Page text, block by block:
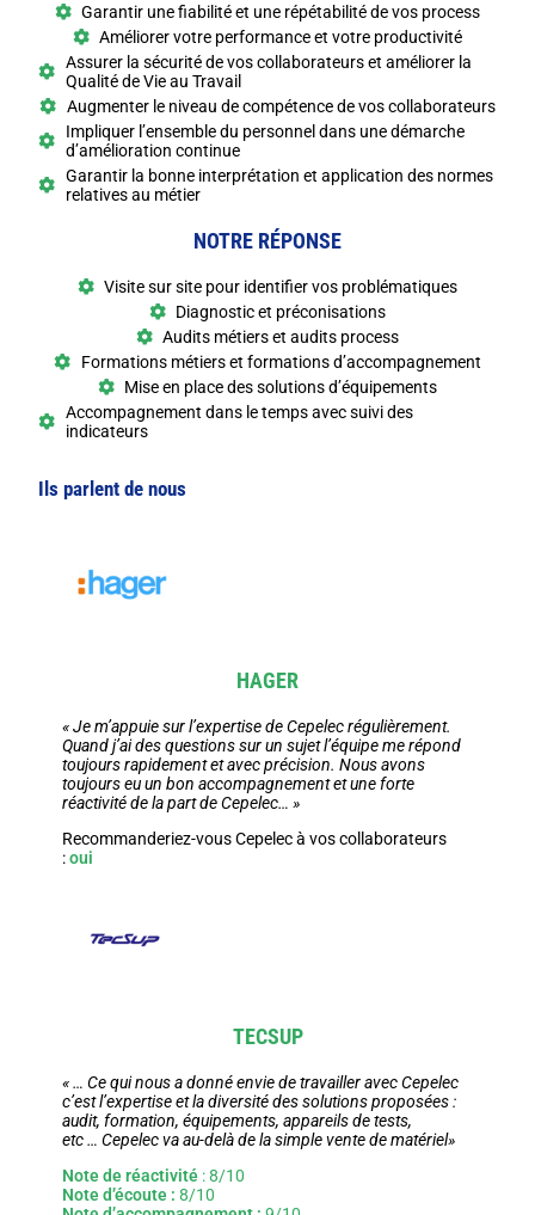
Garantir une fiabilité et une répétabilité de vos process
Améliorer votre performance et votre productivité
Assurer la sécurité de vos collaborateurs et améliorer la
Qualité de Vie au Travail
Augmenter le niveau de compétence de vos collaborateurs
Impliquer l’ensemble du personnel dans une démarche
d’amélioration continue
Garantir la bonne interprétation et application des normes
relatives au métier
NOTRE RÉPONSE
Visite sur site pour identifier vos problématiques
Diagnostic et préconisations
Audits métiers et audits process
Formations métiers et formations d’accompagnement
Mise en place des solutions d’équipements
Accompagnement dans le temps avec suivi des
indicateurs
Ils parlent de nous
HAGER
« Je m’appuie sur l’expertise de Cepelec régulièrement.
Quand j’ai des questions sur un sujet l’équipe me répond
toujours rapidement et avec précision. Nous avons
toujours eu un bon accompagnement et une forte
réactivité de la part de Cepelec… »
Recommanderiez-vous Cepelec à vos collaborateurs
:oui
TECSUP
« … Ce qui nous a donné envie de travailler avec Cepelec
c’est l’expertise et la diversité des solutions proposées :
audit, formation, équipements, appareils de tests,
etc … Cepelec va au-delà de la simple vente de matériel»
Note de réactivité : 8/10
Note d’écoute : 8/10